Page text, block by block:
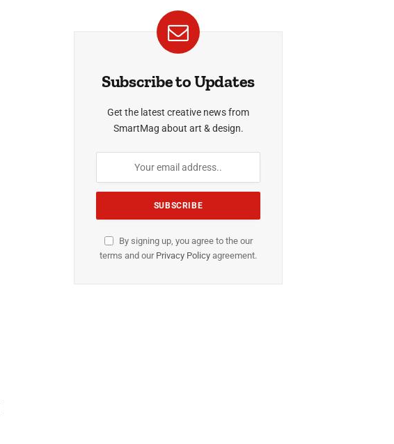
Subscribe to Updates
Get the latest creative news from
SmartMag about art & design.
By signing up, you agree to the our
terms and our Privacy Policy agreement.